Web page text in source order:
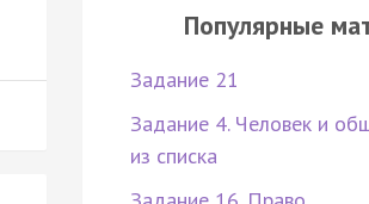
Популярные
Задание 21
Задание 4. Человек и
из списка